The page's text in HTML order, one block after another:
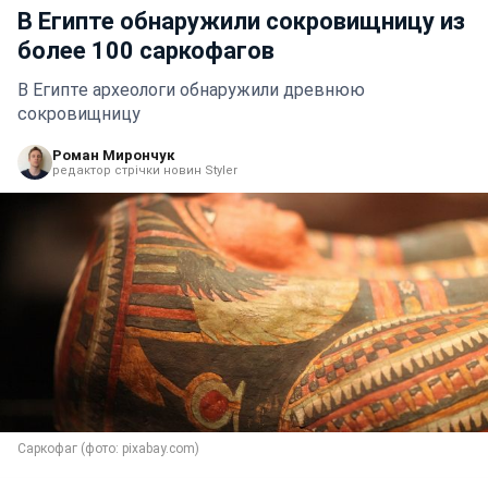
В Египте обнаружили сокровищницу из
более 100 саркофагов
В Египте археологи обнаружили древнюю
сокровищницу
Роман Мирончук
редактор стрічки новин Styler
Саркофаг (фото: pixabay.com)